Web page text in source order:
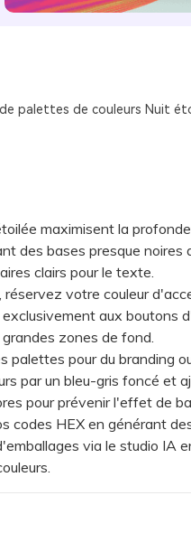
de palettes de couleurs Nuit
maximisent la
des bases presque noires
clairs pour le texte.
votre couleur
aux boutons
zones de fond.
pour du branding
par un bleu-gris foncé et
pour prévenir l'effet de
HEX en générant
via le studio IA